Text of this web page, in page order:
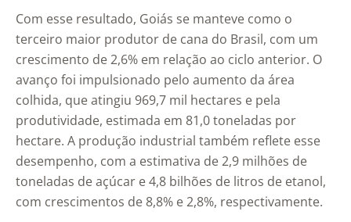
Com esse resultado, Goiás se manteve como o
terceiro maior produtor de cana do Brasil, com um
crescimento de 2,6% em relação ao ciclo anterior. O
avanço foi impulsionado pelo aumento da área
colhida, que atingiu 969,7 mil hectares e pela
produtividade, estimada em 81,0 toneladas por
hectare. A produção industrial também reflete esse
desempenho, com a estimativa de 2,9 milhões de
toneladas de açúcar e 4,8 bilhões de litros de etanol,
com crescimentos de 8,8% e 2,8%, respectivamente.